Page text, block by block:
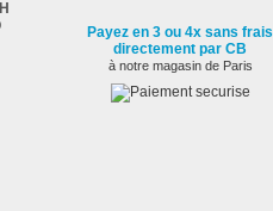
Payez en 3 ou 4x sans frais
directement par CB
à notre magasin de Paris